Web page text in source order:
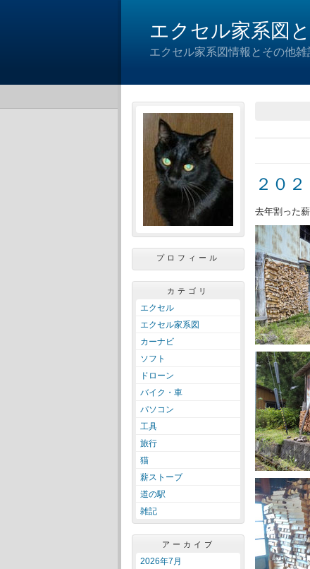
エクセル家系図
エクセル家系図情報とその他雑
プロフィール
カテゴリ
エクセル
エクセル家系図
カーナビ
ソフト
ドローン
バイク・車
パソコン
工具
旅行
猫
薪ストーブ
道の駅
雑記
アーカイブ
2026年7月
２０
去年割った